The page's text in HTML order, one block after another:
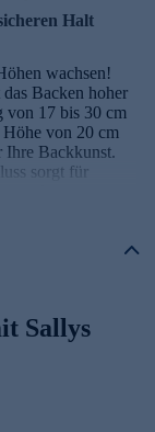
Halt
wachsen!
Backen hoher
von 17 bis 30 cm
Höhe von 20 cm
Ihre Backkunst.
sorgt für
die
ist dieser
durch kürzere
setzen Sie neue
Sallys